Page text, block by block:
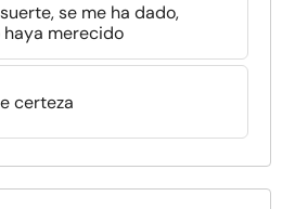
se me ha dado,
merecido
certeza